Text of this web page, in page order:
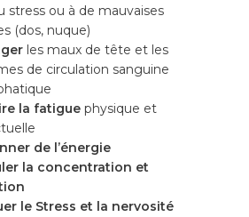
stress ou à de mauvaises
(dos, nuque)
les maux de tête et les
de circulation sanguine
la fatiguephysique et
de l’énergie
la concentration et
le Stress et la nervosité